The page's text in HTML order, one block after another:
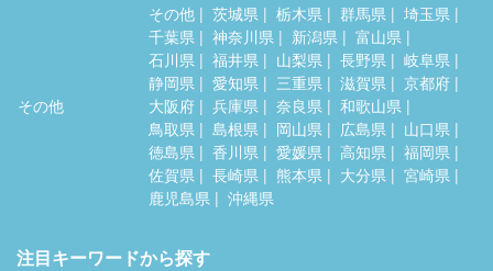
その他
その他 茨城県 栃木県 群馬県
埼玉県
千葉県
神奈川県 新潟県
富山県
石川県
福井県 山梨県 長野県
岐阜県
静岡県
愛知県 三重県 滋賀県
京都府
大阪府
兵庫県 奈良県
和歌山県
鳥取県
島根県 岡山県 広島県
山口県
徳島県
香川県 愛媛県 高知県
福岡県
佐賀県
長崎県 熊本県 大分県
宮崎県
鹿児島県
沖縄県
注目キーワードから探す